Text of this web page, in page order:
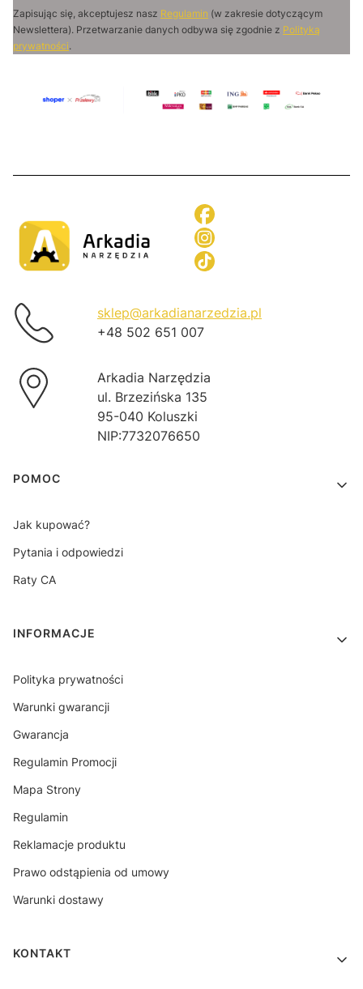
Zapisując się, akceptujesz nasz Regulamin (w zakresie dotyczącym
Newslettera). Przetwarzanie danych odbywa się zgodnie z Polityką
prywatności.
sklep@arkadianarzedzia.pl
+48 502 651 007
Arkadia Narzędzia
ul. Brzezińska 135
95-040 Koluszki
NIP:7732076650
Linki w stopce
POMOC
Jak kupować?
Pytania i odpowiedzi
Raty CA
INFORMACJE
Polityka prywatności
Warunki gwarancji
Gwarancja
Regulamin Promocji
Mapa Strony
Regulamin
Reklamacje produktu
Prawo odstąpienia od umowy
Warunki dostawy
KONTAKT